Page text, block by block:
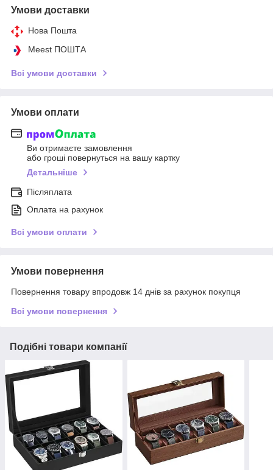
Умови доставки
Нова Пошта
Meest ПОШТА
Всі умови доставки
Умови оплати
Ви отримаєте замовлення
або гроші повернуться на вашу картку
Детальніше
Післяплата
Оплата на рахунок
Всі умови оплати
Умови повернення
Повернення товару впродовж 14 днів за рахунок покупця
Всі умови повернення
Подібні товари компанії